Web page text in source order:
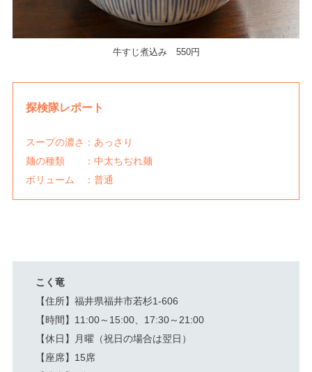
牛すじ煮込み 550円
探検隊レポート
スープの濃さ：あっさり
麺の種類 ：中太ちぢれ麺
ボリューム ：普通
こく竜
【住所】福井県福井市若杉1-606
【時間】11:00～15:00、17:30～21:00
【休日】月曜（祝日の場合は翌日）
【座席】15席